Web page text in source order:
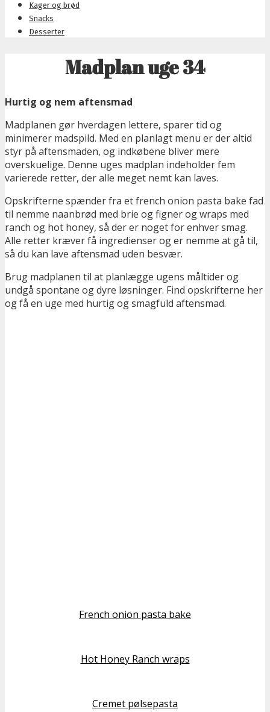
Kager og brød
Snacks
Desserter
Madplan uge 34
Hurtig og nem aftensmad
Madplanen gør hverdagen lettere, sparer tid og
minimerer madspild. Med en planlagt menu er der altid
styr på aftensmaden, og indkøbene bliver mere
overskuelige. Denne uges madplan indeholder fem
varierede retter, der alle meget nemt kan laves.
Opskrifterne spænder fra et french onion pasta bake fad
til nemme naanbrød med brie og figner og wraps med
ranch og hot honey, så der er noget for enhver smag.
Alle retter kræver få ingredienser og er nemme at gå til,
så du kan lave aftensmad uden besvær.
Brug madplanen til at planlægge ugens måltider og
undgå spontane og dyre løsninger. Find opskrifterne her
og få en uge med hurtig og smagfuld aftensmad.
French onion pasta bake
Hot Honey Ranch wraps
Cremet pølsepasta